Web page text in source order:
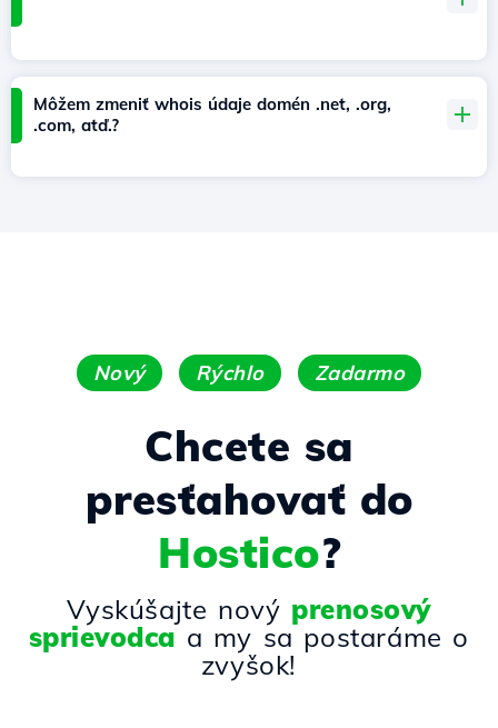
Môžem zmeniť whois údaje domén .net, .org,
.com, atď.?
Nový Rýchlo Zadarmo
Chcete sa
presťahovať do
Hostico?
Vyskúšajte nový prenosový
sprievodca a my sa postaráme o
zvyšok!